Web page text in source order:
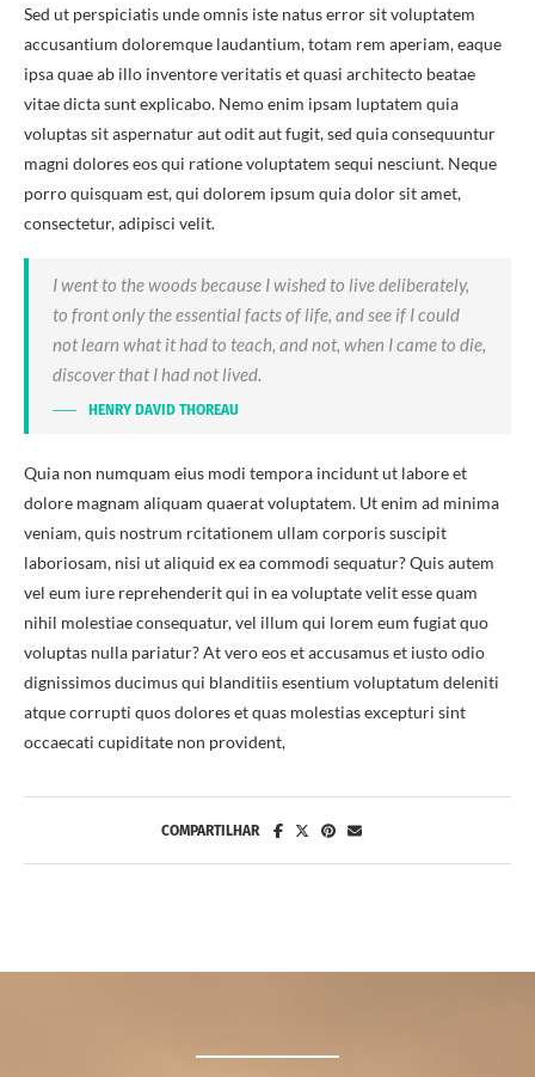
Sed ut perspiciatis unde omnis iste natus error sit voluptatem
accusantium doloremque laudantium, totam rem aperiam, eaque
ipsa quae ab illo inventore veritatis et quasi architecto beatae
vitae dicta sunt explicabo. Nemo enim ipsam luptatem quia
voluptas sit aspernatur aut odit aut fugit, sed quia consequuntur
magni dolores eos qui ratione voluptatem sequi nesciunt. Neque
porro quisquam est, qui dolorem ipsum quia dolor sit amet,
consectetur, adipisci velit.
I went to the woods because I wished to live deliberately,
to front only the essential facts of life, and see if I could
not learn what it had to teach, and not, when I came to die,
discover that I had not lived.
HENRY DAVID THOREAU
Quia non numquam eius modi tempora incidunt ut labore et
dolore magnam aliquam quaerat voluptatem. Ut enim ad minima
veniam, quis nostrum rcitationem ullam corporis suscipit
laboriosam, nisi ut aliquid ex ea commodi sequatur? Quis autem
vel eum iure reprehenderit qui in ea voluptate velit esse quam
nihil molestiae consequatur, vel illum qui lorem eum fugiat quo
voluptas nulla pariatur? At vero eos et accusamus et iusto odio
dignissimos ducimus qui blanditiis esentium voluptatum deleniti
atque corrupti quos dolores et quas molestias excepturi sint
occaecati cupiditate non provident,
COMPARTILHAR